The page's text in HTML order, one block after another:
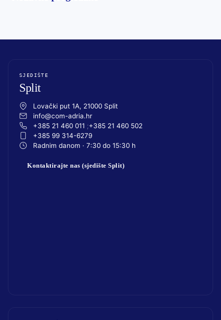
SJEDIŠTE
Split
Lovački put 1A, 21000 Split
info@com-adria.hr
+385 21 460 011
+385 21 460 502
+385 99 314-6279
Radnim danom · 7:30 do 15:30 h
Kontaktirajte nas (sjedište Split)